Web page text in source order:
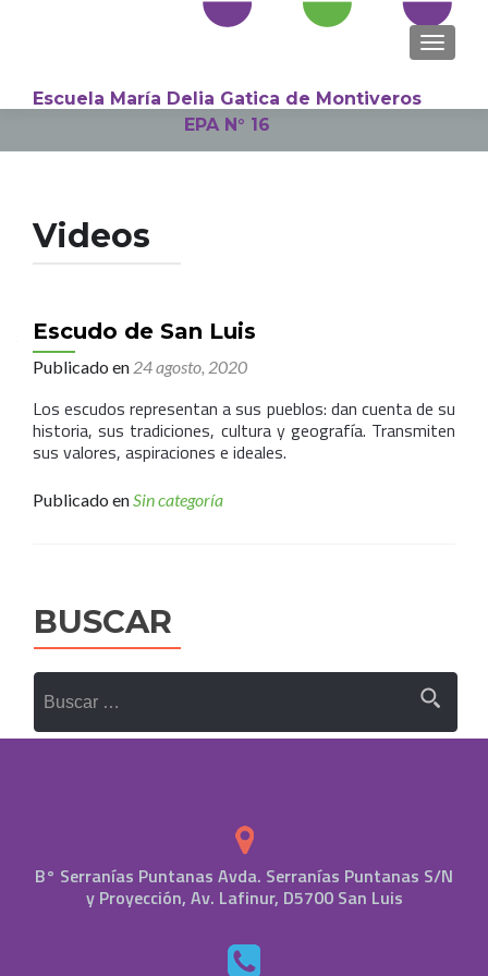
Escuela María Delia Gatica de Montiveros
EPA N° 16
Videos
Escudo de San Luis
Publicado en 24 agosto, 2020
Los escudos representan a sus pueblos: dan cuenta de su
historia, sus tradiciones, cultura y geografía. Transmiten
sus valores, aspiraciones e ideales.
Publicado enSin categoría
BUSCAR
B° Serranías Puntanas Avda. Serranías Puntanas S/N
y Proyección, Av. Lafinur, D5700 San Luis